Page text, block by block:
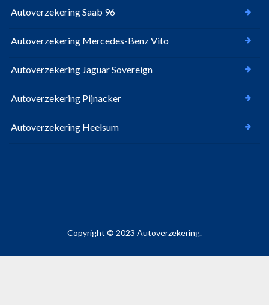
Autoverzekering Saab 96
Autoverzekering Mercedes-Benz Vito
Autoverzekering Jaguar Sovereign
Autoverzekering Pijnacker
Autoverzekering Heelsum
Copyright © 2023 Autoverzekering.